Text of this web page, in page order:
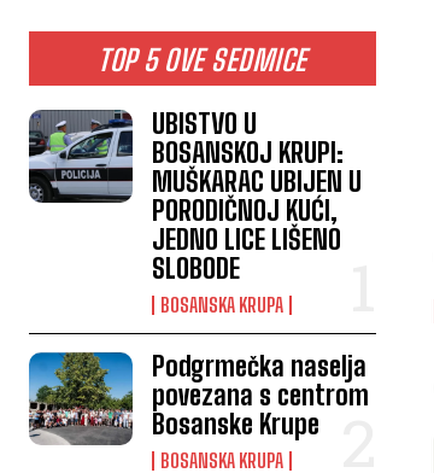
TOP 5 OVE SEDMICE
UBISTVO U
BOSANSKOJ KRUPI:
MUŠKARAC UBIJEN U
PORODIČNOJ KUĆI,
JEDNO LICE LIŠENO
SLOBODE
BOSANSKA KRUPA
Podgrmečka naselja
povezana s centrom
Bosanske Krupe
BOSANSKA KRUPA